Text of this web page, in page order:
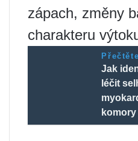
zápach, změny
charakteru
Jak
léčit
komory